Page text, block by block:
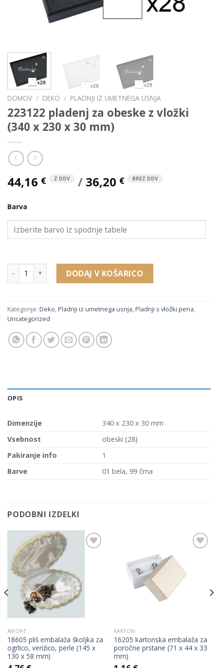
DOMOV / DEKO / PLADNJI IZ UMETNEGA USNJA
223122 pladenj za obeske z vložki
(340 x 230 x 30 mm)
44,16 € Z DDV / 36,20 € BREZ DDV
Barva
223122 pladenj za obeske z vložki (340 x 230 x 30 mm)
DODAJ V KOŠARICO
Kategorije: Deko Pladnji iz umetnega usnja Pladnji s vložki pena
Uncategorized
OPIS
Dimenzije
340 x 230 x 30 mm
Vsebnost
obeski (28)
Pakiranje info
1
Barve
01 bela, 99 črna
PODOBNI IZDELKI
Wishlist
AMORE
18605 pliš embalaža školjka za
ogrlico, verižico, perle (145 x
130 x 58 mm)
Add to
Wishlist
KARTON
16205 kartonska embalaža za
poročne prstane (71 x 44 x 33
mm)